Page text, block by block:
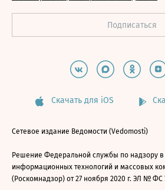
Скачать для iOS
Сетевое издание Ведомости (Vedomosti)
Решение Федеральной службы по надзору
информационных технологий и массовых
(Роскомнадзор) от 27 ноября 2020 г. ЭЛ № ФС